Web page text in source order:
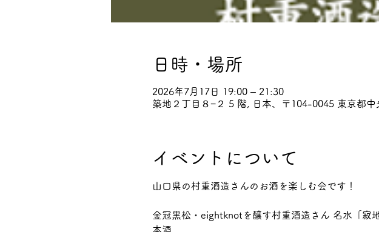
日時・場所
2026年7月17日 19:00 – 21:30
築地２丁目８−２ 5 階, 日本、〒104-0045 東京都
イベントについて
山口県の村重酒造さんのお酒を楽しむ会です！
金冠黒松・eightknotを醸す村重酒造さん 名水「寂
本酒。